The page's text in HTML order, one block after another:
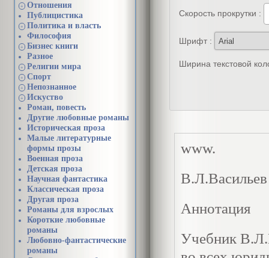
+
Отношения
Публицистика
+
Политика и власть
Философия
+
Бизнес книги
Разное
+ Религии мира
+ Спорт
+ Непознанное
+
Искуство
Роман, повесть
Другие любовные романы
Историческая проза
Малые литературные
формы прозы
Военная проза
Детская проза
Научная фантастика
Классическая проза
Другая проза
Романы для взрослых
Короткие любовные
романы
Любовно-фантастические
романы
Скорость прокрутки :
Шрифт :
Ширина текстовой
www.
В.Л.Васильев
Аннотация
Учебник